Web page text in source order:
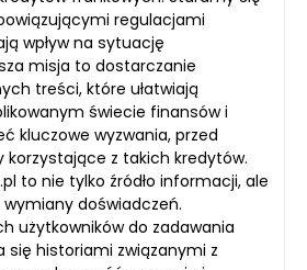
regulacjami
wpływ na sytuację
misja to dostarczanie
treści, które ułatwiają
świecie finansów i
kluczowe wyzwania, przed
z takich kredytów.
to nie tylko źródło informacji, ale
doświadczeń.
użytkowników do zadawania
się historiami związanymi z